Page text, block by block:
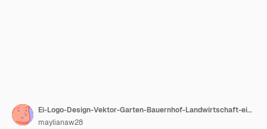
Ei-Logo-Design-Vektor-Garten-Bauernhof-Landwirtschaft-einfache Symbol-Vorlage
maylianaw28